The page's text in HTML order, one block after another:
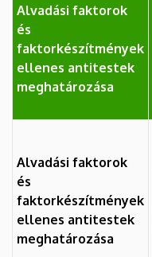
Alvadási faktorok
és
faktorkészítmények
ellenes antitestek
meghatározása
Alvadási faktorok
és
faktorkészítmények
ellenes antitestek
meghatározása